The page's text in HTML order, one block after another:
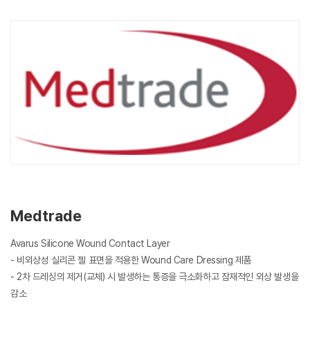
Medtrade
Avarus Silicone Wound Contact Layer
- 비외상성 실리콘 젤 표면을 적용한 Wound Care Dressing 제품
- 2차 드레싱의 제거(교체) 시 발생하는 통증을 극소화하고 잠재적인 외상 발생을
감소